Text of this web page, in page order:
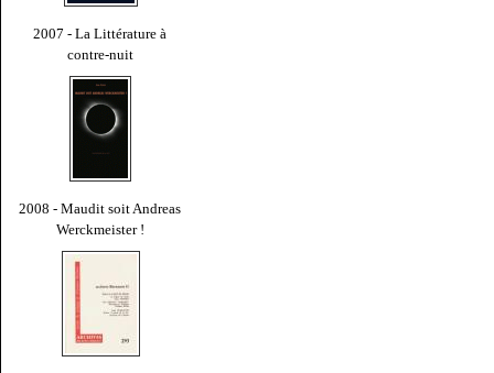
2007 - La Littérature à
contre-nuit
2008 - Maudit soit Andreas
Werckmeister !